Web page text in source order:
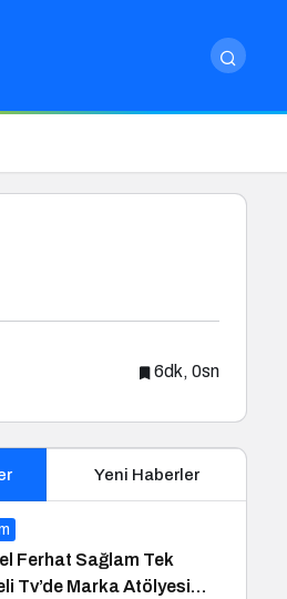
6dk, 0sn
Yeni Haberler
Ferhat Sağlam Tek
Tv’de Marka Atölyesi